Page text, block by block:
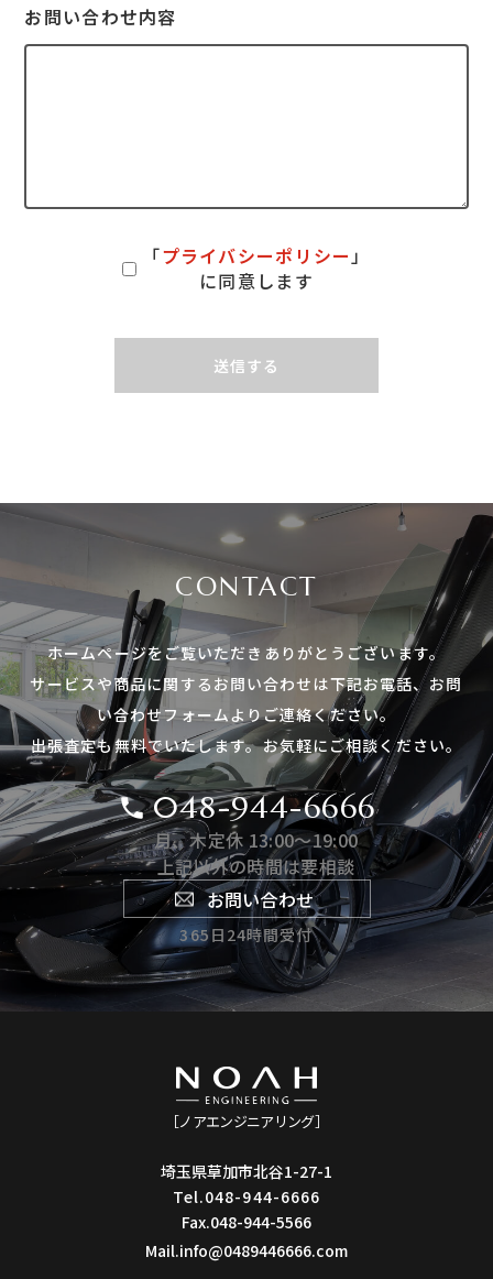
お問い合わせ内容
「プライバシーポリシー」
に同意します
送信する
CONTACT
ホームページをご覧いただき ありがとうございます。
サービスや商品に関する お問い合わせは下記お電話、 お問
い合わせフォームよりご連絡ください。
出張査定も無料でいたします。お気軽にご相談ください。
048-944-6666
月、木定休 13:00〜19:00
上記以外の時間は要相談
お問い合わせ
365日24時間受付
［ノアエンジニアリング］
埼玉県草加市北谷1-27-1
Tel.048-944-6666
Fax.048-944-5566
Mail.info@0489446666.com